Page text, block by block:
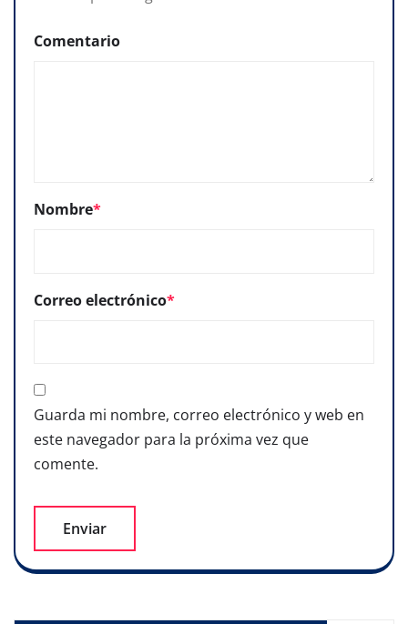
Comentario
Nombre*
Correo electrónico*
Guarda mi nombre, correo electrónico y web en
este navegador para la próxima vez que
comente.